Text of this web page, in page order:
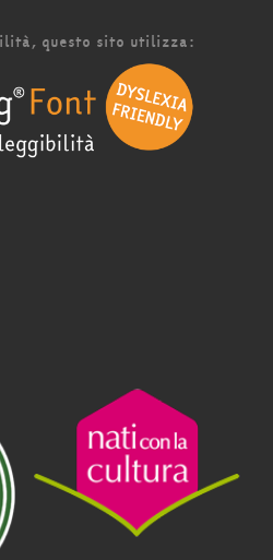
questo sito utilizza: